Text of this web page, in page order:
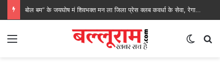
बोल बम” के जयघोष मं शिवभक्त मन ला जिला प्रेस क्लब कवर्धा के सेवा, रेगाखार चौक मं स्वल्पाहार पाय के गदगद होइस पदयात्री